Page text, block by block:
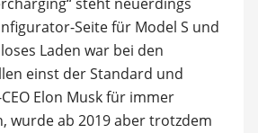
Seite für Model S und
Laden war bei den
einst der Standard und
Elon Musk für immer
wurde ab 2019 aber trotzdem